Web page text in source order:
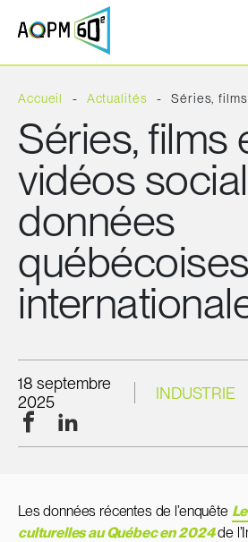
Accueil Actualités Séries,
Séries, films
vidéos
données
18 septembre
2025
INDUSTRIE
FacebookLinkedIn
Les données récentes de l’enquête
culturelles au Québec en 2024de